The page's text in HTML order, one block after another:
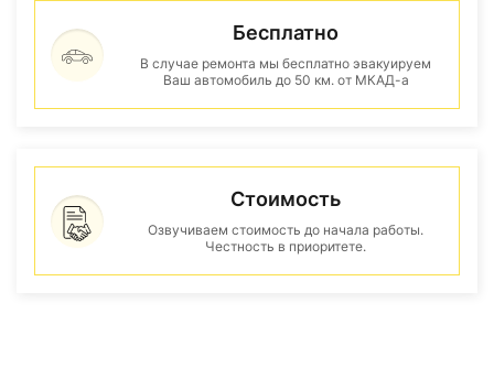
Бесплатно
В случае ремонта мы бесплатно эвакуируем
Ваш автомобиль до 50 км. от МКАД-а
Стоимость
Озвучиваем стоимость до начала работы.
Честность в приоритете.